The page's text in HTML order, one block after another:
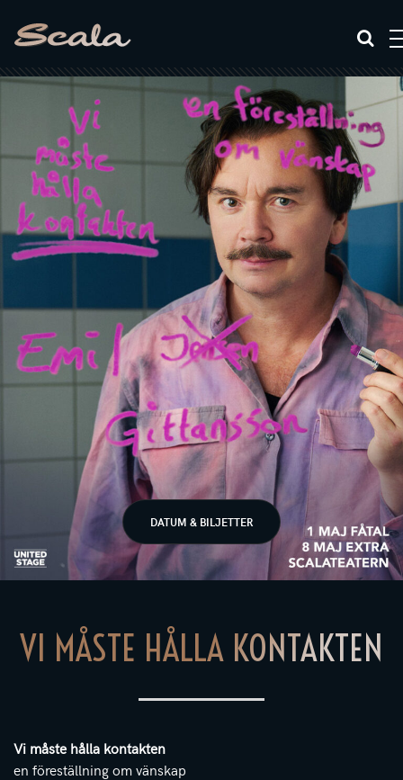
DATUM & BILJETTER
VI MÅSTE HÅLLA KONTAKTEN
Vi måste hålla kontakten
en föreställning om vänskap